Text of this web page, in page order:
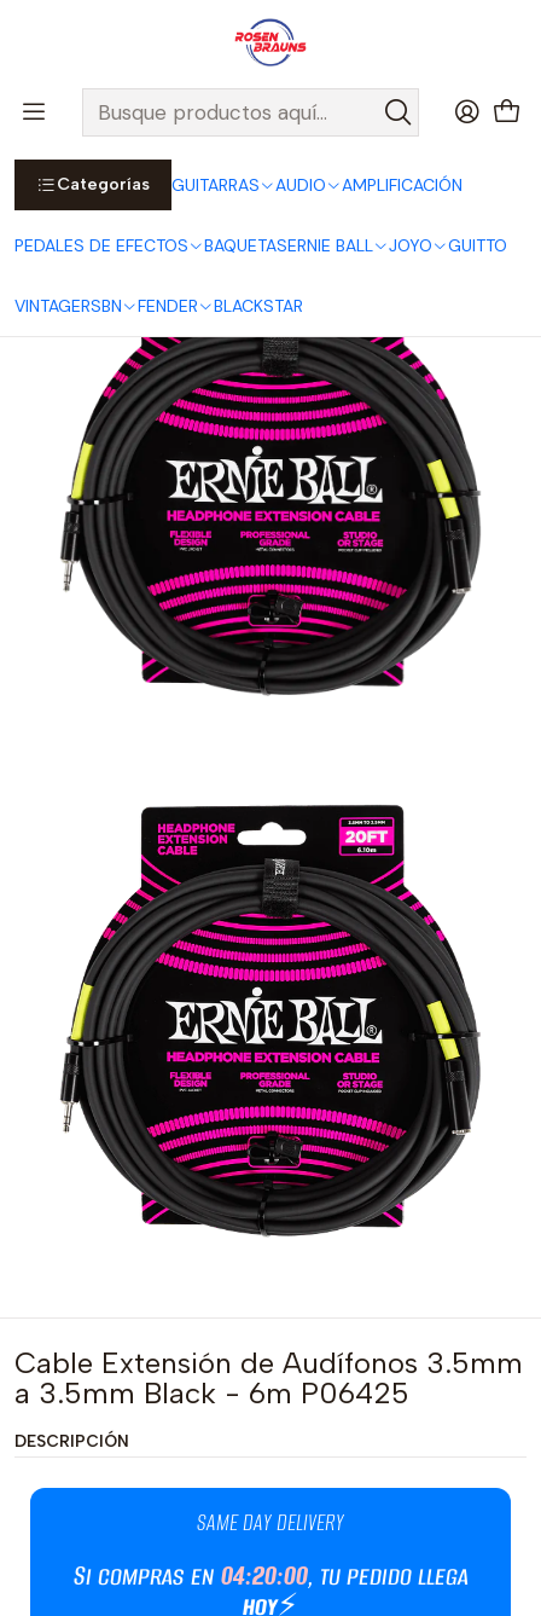
Categorías GUITARRAS AUDIO AMPLIFICACIÓN
PEDALES DE EFECTOS BAQUETASERNIE BALL JOYO GUITTO
VINTAGERSBN FENDER BLACKSTAR
Por compras sobre $25.000 en Santiago urbano, Colina o
Padre Hurtado, incluimos el despacho!
Ver Detalles
Inicio ERNIE BALL
CABLES ERNIE BALL
Cable Extensión de Audífonos 3.5mm a 3.5mm Black - 6m P06425
Cable Extensión de Audífonos 3.5mm
a 3.5mm Black - 6m P06425
DESCRIPCIÓN